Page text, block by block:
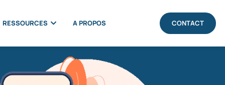
RESSOURCES A PROPOS CONTACT